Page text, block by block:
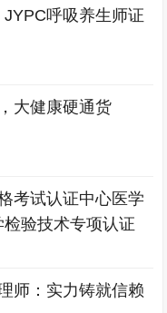
呼吸养生师证
大健康硬通货
考试认证中心医学
验技术专项认证
师：实力铸就信赖